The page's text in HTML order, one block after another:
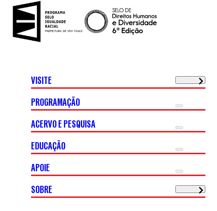
VISITE
PROGRAMAÇÃO
ACERVO E PESQUISA
EDUCAÇÃO
APOIE
SOBRE